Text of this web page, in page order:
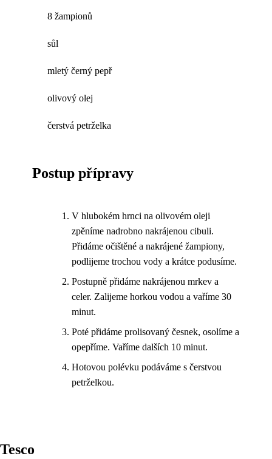
8 žampionů
sůl
mletý černý pepř
olivový olej
čerstvá petrželka
Postup přípravy
V hlubokém hrnci na olivovém oleji
zpěníme nadrobno nakrájenou cibuli.
Přidáme očištěné a nakrájené žampiony,
podlijeme trochou vody a krátce podusíme.
Postupně přidáme nakrájenou mrkev a
celer. Zalijeme horkou vodou a vaříme 30
minut.
Poté přidáme prolisovaný česnek, osolíme a
opepříme. Vaříme dalších 10 minut.
Hotovou polévku podáváme s čerstvou
petrželkou.
Tesco